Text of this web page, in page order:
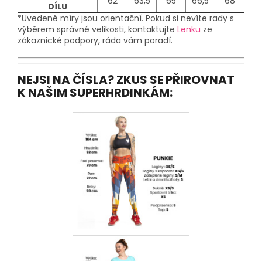
DÍLU
*Uvedené míry jsou orientační. Pokud si nevíte rady s
výběrem správné velikosti, kontaktujte Lenku ze
zákaznické podpory, ráda vám poradí.
NEJSI NA ČÍSLA? ZKUS SE PŘIROVNAT
K NAŠIM SUPERHRDINKÁM: